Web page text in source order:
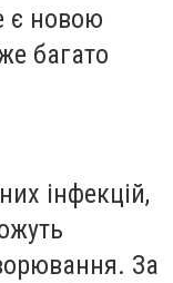
є новою
багато
інфекцій,
За